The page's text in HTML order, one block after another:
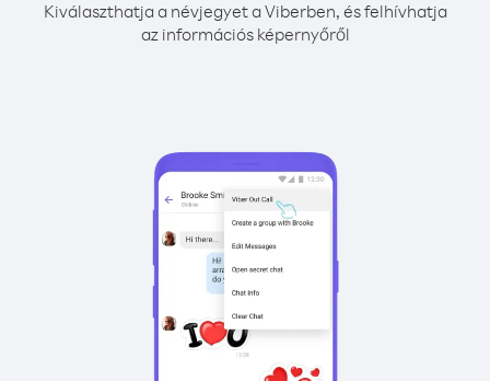
Kiválaszthatja a névjegyet a Viberben, és felhívhatja
az információs képernyőről